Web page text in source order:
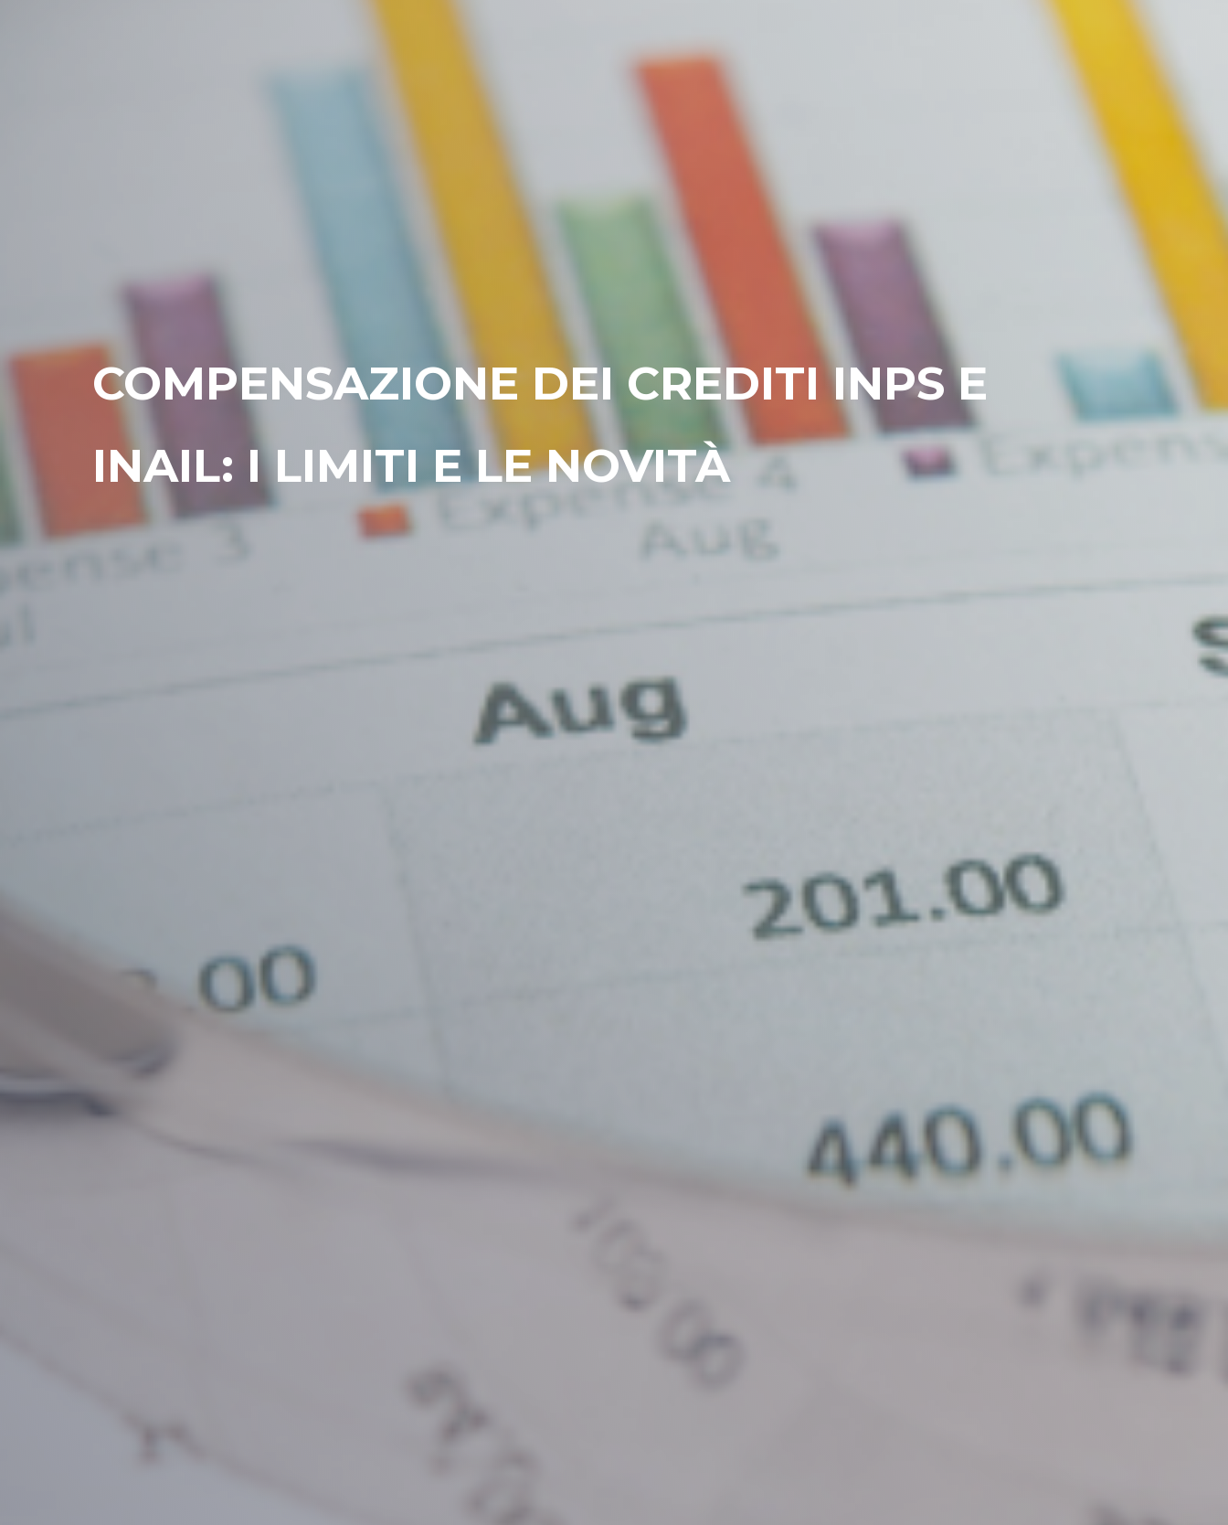
COMPENSAZIONE DEI CREDITI INPS E
INAIL: I LIMITI E LE NOVITÀ